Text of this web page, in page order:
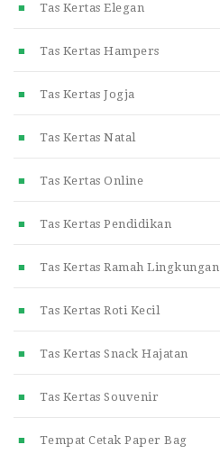
Tas Kertas Elegan
Tas Kertas Hampers
Tas Kertas Jogja
Tas Kertas Natal
Tas Kertas Online
Tas Kertas Pendidikan
Tas Kertas Ramah Lingkungan
Tas Kertas Roti Kecil
Tas Kertas Snack Hajatan
Tas Kertas Souvenir
Tempat Cetak Paper Bag